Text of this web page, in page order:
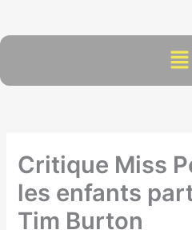
contenu
Critique Miss
les enfants
Tim Burton